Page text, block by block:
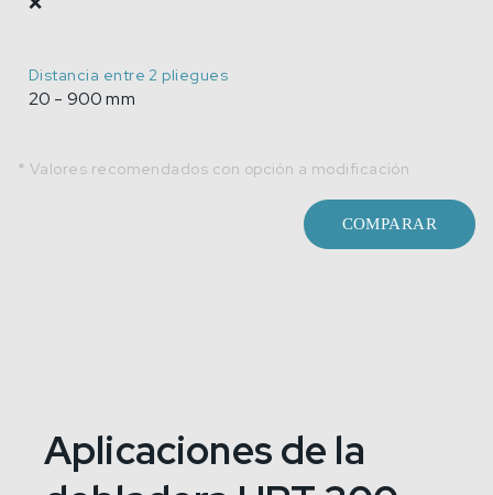
Distancia entre 2 pliegues
20 - 900 mm
* Valores recomendados con opción a modificación
COMPARAR
Aplicaciones de la